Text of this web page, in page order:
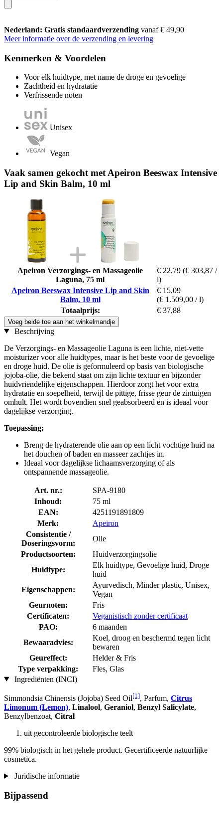
Nederland: Gratis standaardverzending vanaf € 49,90
Meer informatie over de verzending en levering
Kenmerken & Voordelen
Voor elk huidtype, met name de droge en gevoelige
Zachtheid en hydratatie
Verfrissende noten
Unisex
Vegan
Vaak samen gekocht met Apeiron Beeswax Intensive
Lip and Skin Balm, 10 ml
Apeiron Verzorgings- en Massageolie
Laguna, 75 ml
€ 22,79 (€ 303,87 /
l)
Apeiron Beeswax Intensive Lip and Skin
Balm, 10 ml
€ 15,09
(€ 1.509,00 / l)
Totaalprijs:
€ 37,88
Voeg beide toe aan het winkelmandje
Beschrijving
De Verzorgings- en Massageolie Laguna is een lichte, niet-vette
moisturizer voor alle huidtypes, maar is het beste voor de gevoelige
en droge huid. De olie is geformuleerd op basis van biologische
jojoba-olie, die bekend staat om zijn lichte textuur en bijzonder
huidvriendelijke eigenschappen. Hierdoor zorgt het voor extra
hydratatie en soepelheid, terwijl de pittige, frisse geur de zintuigen
omhult. Het wordt bovendien snel geabsorbeerd en is ideaal voor
dagelijkse verzorging.
Toepassing:
Breng de hydraterende olie aan op een licht vochtige huid na
het douchen of baden en masseer zachtjes in.
Ideaal voor dagelijkse lichaamsverzorging of als
ontspannende massageolie.
Art. nr.:
SPA-9180
Inhoud:
75 ml
EAN:
4251191891809
Merk:
Apeiron
Consistentie /
Doseringsvorm:
Olie
Productsoorten:
Huidverzorgingsolie
Huidtype:
Elk huidtype, Gevoelige huid, Droge
huid
Eigenschappen:
Ayurvedisch, Minder plastic, Unisex,
Vegan
Geurnoten:
Fris
Certificaten:
Veganistisch zonder certificaat
PAO:
6 maanden
Bewaaradvies:
Koel, droog en beschermd tegen licht
bewaren
Geureffect:
Helder & Fris
Type verpakking:
Fles, Glas
Ingrediënten (INCI)
Simmondsia Chinensis (Jojoba) Seed Oil[1], Parfum, Citrus
Limonum (Lemon), Linalool, Geraniol, Benzyl Salicylate,
Benzylbenzoat, Citral
uit gecontroleerde biologische teelt
99% biologisch in het gehele product. Gecertificeerde natuurlijke
cosmetica.
Juridische informatie
Bijpassend